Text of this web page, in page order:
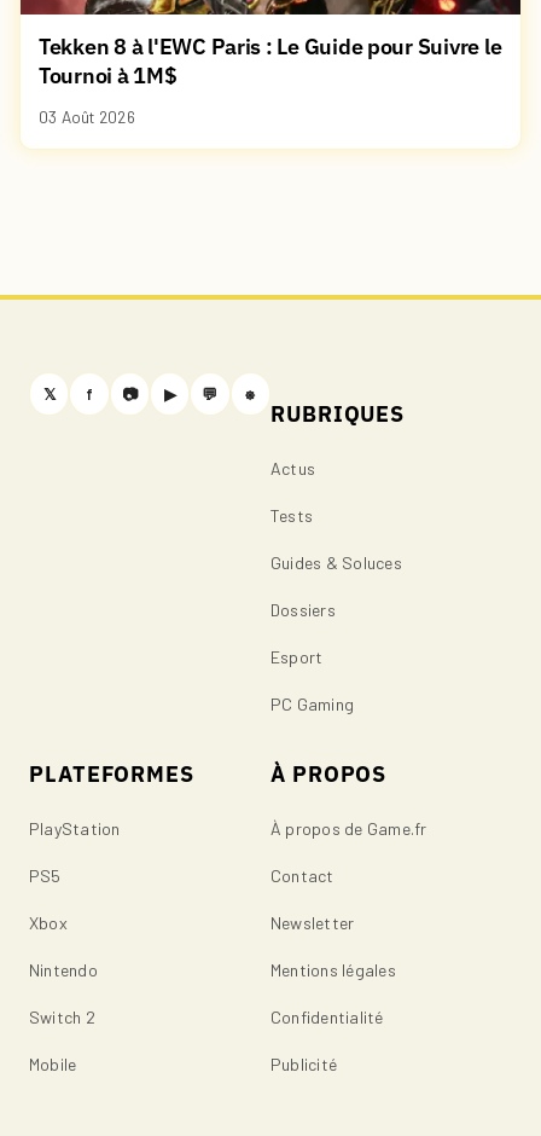
Tekken 8 à l'EWC Paris : Le Guide pour Suivre le
Tournoi à 1M$
03 Août 2026
𝕏 f 📷 ▶ 💬 ⎈
RUBRIQUES
Actus
Tests
Guides & Soluces
Dossiers
Esport
PC Gaming
PLATEFORMES
PlayStation
PS5
Xbox
Nintendo
Switch 2
Mobile
À PROPOS
À propos de Game.fr
Contact
Newsletter
Mentions légales
Confidentialité
Publicité